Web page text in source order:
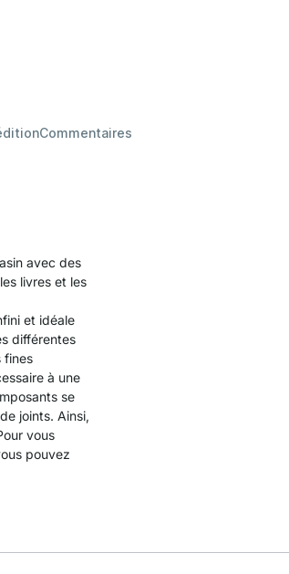
Commentaires
avec des
livres et les
et idéale
différentes
fines
à une
se
joints. Ainsi,
vous
pouvez